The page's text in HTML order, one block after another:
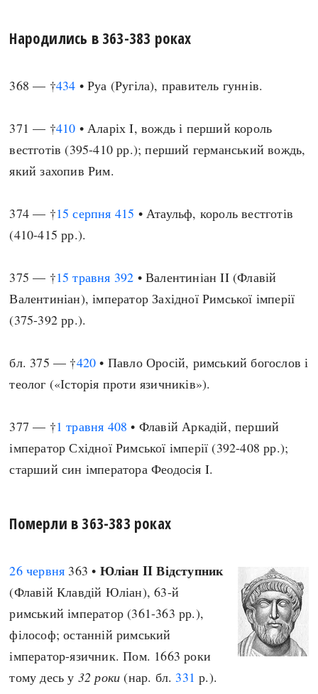
Народились в 363-383 роках
368 — †434 • Руа (Ругіла), правитель гуннів.
371 — †410 • Аларіх I, вождь і перший король
вестготів (395-410 рр.); перший германський вождь,
який захопив Рим.
374 — †15 серпня 415 • Атаульф, король вестготів
(410-415 рр.).
375 — †15 травня 392 • Валентиніан II (Флавій
Валентиніан), імператор Західної Римської імперії
(375-392 рр.).
бл. 375 — †420 • Павло Оросій, римський богослов і
теолог («Історія проти язичників»).
377 — †1 травня 408 • Флавій Аркадій, перший
імператор Східної Римської імперії (392-408 рр.);
старший син імператора Феодосія I.
Померли в 363-383 роках
26 червня 363 • Юліан II Відступник
(Флавій Клавдій Юліан), 63-й
римський імператор (361-363 рр.),
філософ; останній римський
імператор-язичник. Пом. 1663 роки
тому десь у 32 роки (нар. бл. 331 р.).